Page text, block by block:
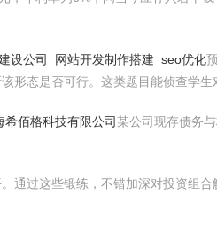
设公司_网站开发制作搭建_seo优化
形态是否可行。这类题目能侦查学生
希佰格科技有限公司某公司现存债务
过这些锻练，不错加深对投资组合